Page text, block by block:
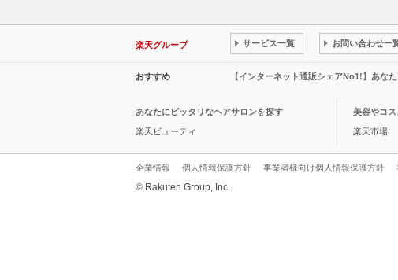
楽天グループ サービス一覧 お問い合わせ一
おすすめ 【インターネット通販シェアNo1!】あな
あなたにピッタリなヘアサロンを探す
楽天ビューティ
美容やコ
楽天市場
企業情報 個人情報保護方針 事業者様向け個人情報保護方針
© Rakuten Group, Inc.